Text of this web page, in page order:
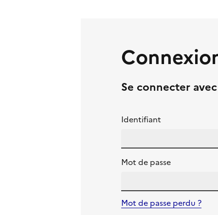
Se connecter
Identifiant
Mot de passe
Mot de passe perdu ?